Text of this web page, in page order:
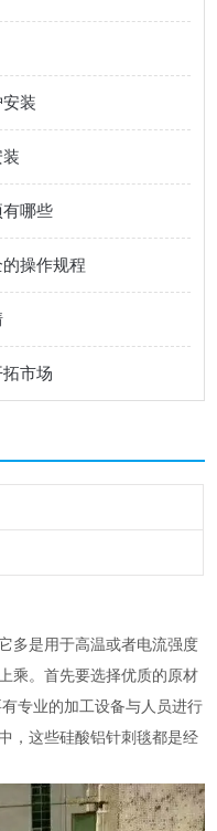
装
哪些
操作规程
市场
多是用于高温或者电流强度
乘。首先要选择优质的原材
专业的加工设备与人员进行
，这些硅酸铝针刺毯都是经